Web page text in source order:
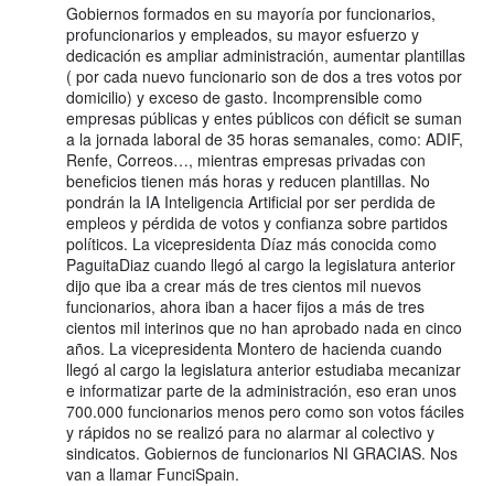
Gobiernos formados en su mayoría por funcionarios,
profuncionarios y empleados, su mayor esfuerzo y
dedicación es ampliar administración, aumentar plantillas
( por cada nuevo funcionario son de dos a tres votos por
domicilio) y exceso de gasto. Incomprensible como
empresas públicas y entes públicos con déficit se suman
a la jornada laboral de 35 horas semanales, como: ADIF,
Renfe, Correos…, mientras empresas privadas con
beneficios tienen más horas y reducen plantillas. No
pondrán la IA Inteligencia Artificial por ser perdida de
empleos y pérdida de votos y confianza sobre partidos
políticos. La vicepresidenta Díaz más conocida como
PaguitaDiaz cuando llegó al cargo la legislatura anterior
dijo que iba a crear más de tres cientos mil nuevos
funcionarios, ahora iban a hacer fijos a más de tres
cientos mil interinos que no han aprobado nada en cinco
años. La vicepresidenta Montero de hacienda cuando
llegó al cargo la legislatura anterior estudiaba mecanizar
e informatizar parte de la administración, eso eran unos
700.000 funcionarios menos pero como son votos fáciles
y rápidos no se realizó para no alarmar al colectivo y
sindicatos. Gobiernos de funcionarios NI GRACIAS. Nos
van a llamar FunciSpain.